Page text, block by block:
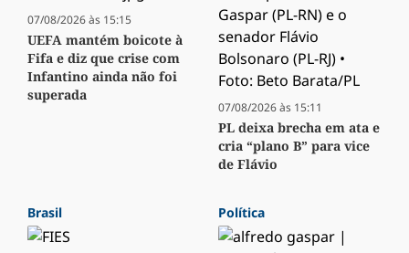
07/08/2026 às 15:15
UEFA mantém boicote à
Fifa e diz que crise com
Infantino ainda não foi
superada
07/08/2026 às 15:11
PL deixa brecha em ata e
cria “plano B” para vice
de Flávio
Brasil Política